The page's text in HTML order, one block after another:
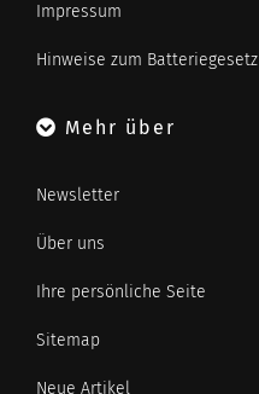
Impressum
Hinweise zum Batteriegesetz
Mehr über
Newsletter
Über uns
Ihre persönliche Seite
Sitemap
Neue Artikel